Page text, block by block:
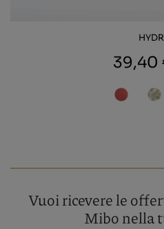
39,40
Vuoi ricevere le
Mibo nella